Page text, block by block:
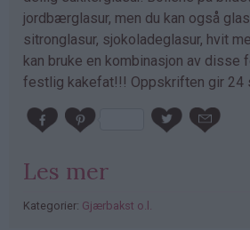
jordbærglasur, men du kan også
sitronglasur, sjokoladeglasur, hvit
kan bruke en kombinasjon av disse
festlig kakefat!!! Oppskriften gir 24
Les mer
Kategorier: Gjærbakst o.l.